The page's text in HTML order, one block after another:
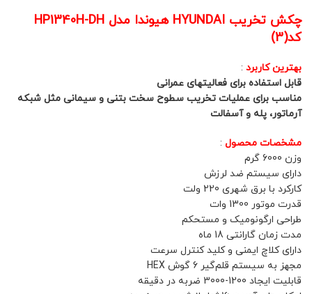
چکش تخریب HYUNDAI هیوندا مدل HP1340H-DH
کد(3)
بهترین کاربرد :
قابل استفاده برای فعالیتهای عمرانی
مناسب برای عملیات تخریب سطوح سخت بتنی و سیمانی مثل شبکه
آرماتور، پله و آسفالت
مشخصات محصول :
وزن 6000 گرم
دارای سیستم ضد لرزش
کارکرد با برق شهری 220 ولت
قدرت موتور 1300 وات
طراحی ارگونومیک و مستحکم
مدت زمان گارانتی 18 ماه
دارای کلاچ ایمنی و کلید کنترل سرعت
مجهز به سیستم قلم‌‎گیر 6 گوش HEX
قابلیت ایجاد 1200-3000 ضربه در دقیقه